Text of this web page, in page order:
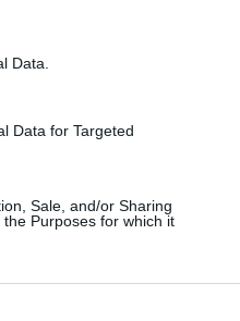
Data.
Data for Targeted
Sale, and/or Sharing
Purposes for which it
και έχει
με τον
ελεγχόμενα».
«Μην με
άνθρωποι ζουν
αυτά τα χρόνια από